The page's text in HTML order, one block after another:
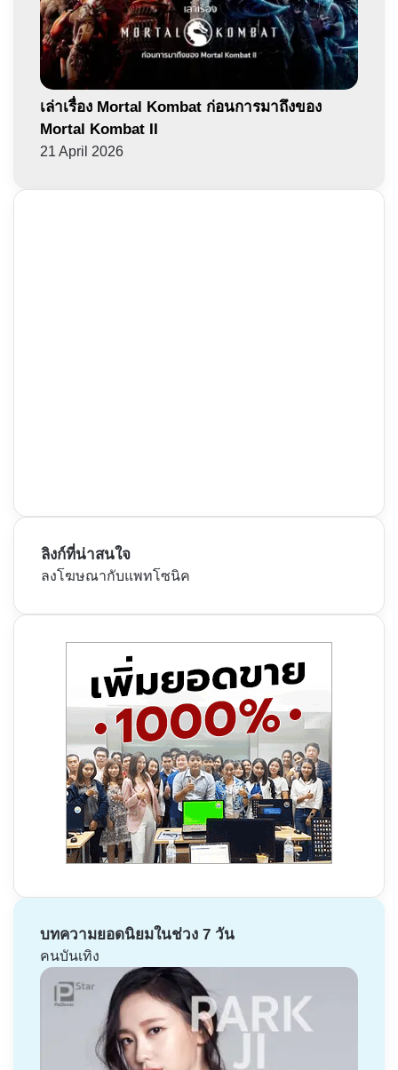
เล่าเรื่อง Mortal Kombat ก่อนการมาถึงของ
Mortal Kombat II
21 April 2026
ลิงก์ที่น่าสนใจ
ลงโฆษณากับแพทโซนิค
บทความยอดนิยมในช่วง 7 วัน
คนบันเทิง